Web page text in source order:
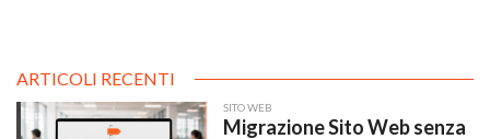
ARTICOLI RECENTI
SITO WEB
Migrazione Sito Web senza